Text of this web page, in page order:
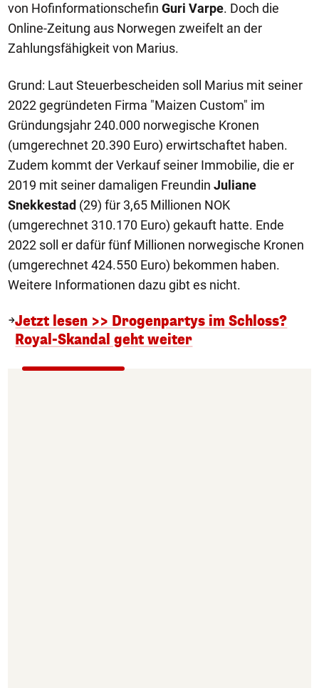
von Hofinformationschefin Guri Varpe. Doch die
Online-Zeitung aus Norwegen zweifelt an der
Zahlungsfähigkeit von Marius.
Grund: Laut Steuerbescheiden soll Marius mit seiner
2022 gegründeten Firma "Maizen Custom" im
Gründungsjahr 240.000 norwegische Kronen
(umgerechnet 20.390 Euro) erwirtschaftet haben.
Zudem kommt der Verkauf seiner Immobilie, die er
2019 mit seiner damaligen Freundin Juliane
Snekkestad (29) für 3,65 Millionen NOK
(umgerechnet 310.170 Euro) gekauft hatte. Ende
2022 soll er dafür fünf Millionen norwegische Kronen
(umgerechnet 424.550 Euro) bekommen haben.
Weitere Informationen dazu gibt es nicht.
Jetzt lesen >> Drogenpartys im Schloss?
Royal-Skandal geht weiter